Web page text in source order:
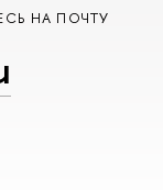
НА ПОЧТУ